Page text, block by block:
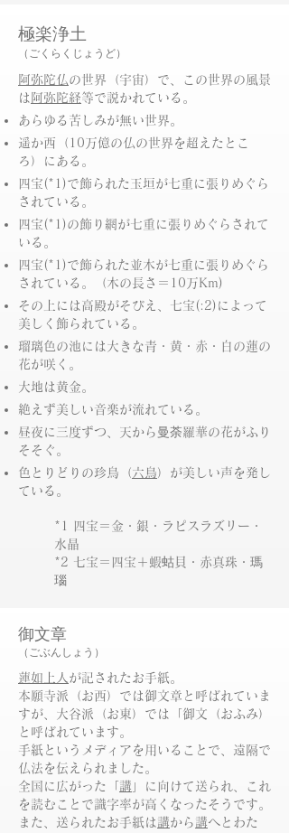
極楽浄土
（ごくらくじょうど）
阿弥陀仏の世界（宇宙）で、この世界の風景
は 阿弥陀経等で説かれている。
あらゆる苦しみが無い世界。
遥か西（10万億の仏の世界を超えたとこ
ろ）にある。
四宝(*1)で飾られた玉垣が七重に張りめぐら
されている。
四宝(*1)の飾り網が七重に張りめぐらされて
いる。
四宝(*1)で飾られた並木が七重に張りめぐら
されている。（木の長さ＝10万Km)
その上には高殿がそびえ、七宝(:2)によって
美しく飾られている。
瑠璃色の池には大きな青・黄・赤・白の蓮の
花が咲く。
大地は黄金。
絶えず美しい音楽が流れている。
昼夜に三度ずつ、天から曼荼羅華の花がふり
そそぐ。
色とりどりの珍鳥（六鳥）が美しい声を発し
ている。
*1 四宝＝金・銀・ラピスラズリー・
水晶
*2 七宝＝四宝＋蝦蛄貝・赤真珠・瑪
瑙
御文章
（ごぶんしょう）
蓮如上人 が記されたお手紙。
​本願寺派（お西）では御文章と呼ばれていま
すが、大谷派（お東）では「御文（おふみ）
と呼ばれています。
手紙というメディアを用いることで、遠隔で
仏法を伝えられました。
全国に広がった「 講 」に向けて送られ、これ
を読むことで識字率が高くなったそうです。
また、送られたお手紙は 講から 講へとわた